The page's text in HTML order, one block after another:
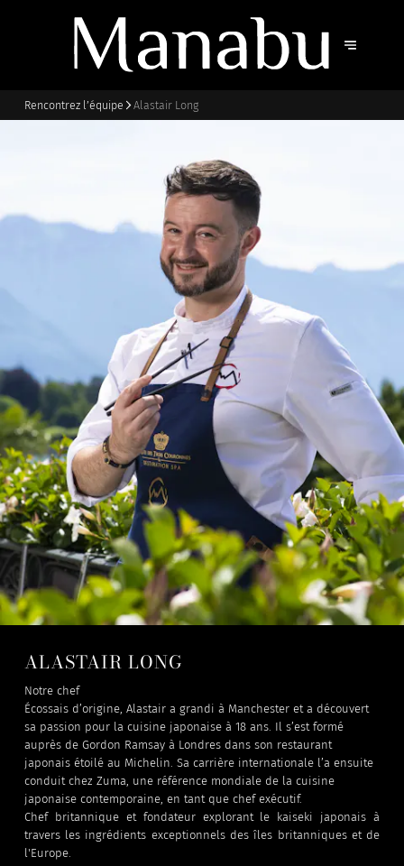
Rencontrez l’équipe Alastair Long
ALASTAIR LONG
Notre chef
Écossais d’origine, Alastair a grandi à Manchester et a découvert
sa passion pour la cuisine japonaise à 18 ans. Il s’est formé
auprès de Gordon Ramsay à Londres dans son restaurant
japonais étoilé au Michelin. Sa carrière internationale l’a ensuite
conduit chez Zuma, une référence mondiale de la cuisine
japonaise contemporaine, en tant que chef exécutif.
Chef britannique et fondateur explorant le kaiseki japonais à
travers les ingrédients exceptionnels des îles britanniques et de
l'Europe.